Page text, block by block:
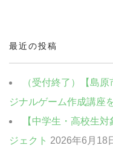
最近の投稿
（受付終了）【島
ジナルゲーム作成講座
【中学生・高校生
ジェクト 2026年6月18